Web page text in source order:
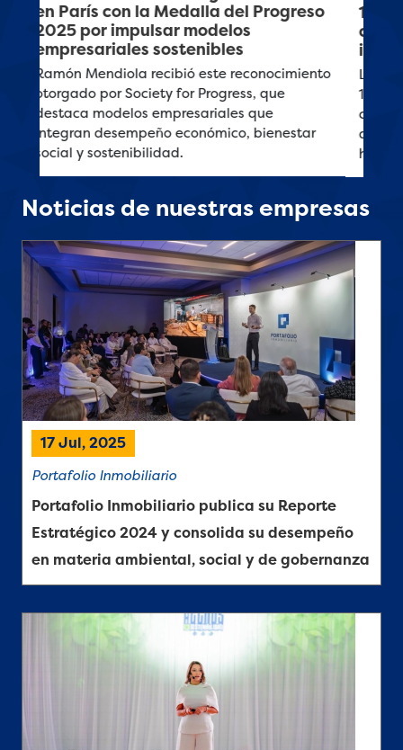
102 empresas en Costa Rica se
comprometen con el respeto y la
inclusión de personas LGBTIQ+
La adhesión de 13 nuevas empresas eleva a
102 la cifra de organizaciones
comprometidas con el combate a la
discriminación y la defensa de los derechos
humanos en los lugares de trabajo de Cost
Noticias de nuestras empresas
17 Jul, 2025
Portafolio Inmobiliario
Portafolio Inmobiliario publica su Reporte
Estratégico 2024 y consolida su desempeño
en materia ambiental, social y de gobernanza